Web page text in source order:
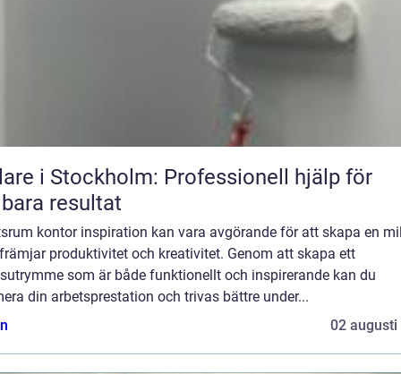
i Stockholm: Professionell hjälp för
resultat
kontor inspiration kan vara avgörande för att skapa en
produktivitet och kreativitet. Genom att skapa ett
som är både funktionellt och inspirerande kan du
din arbetsprestation och trivas bättre under...
02 augusti